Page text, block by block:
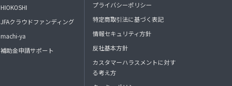
HIOKOSHI
JFAクラウドファンディング
machi-ya
補助金申請サポート
プライバシーポリシー
特定商取引法に基づく表記
情報セキュリティ方針
反社基本方針
カスタマーハラスメントに対す
る考え方